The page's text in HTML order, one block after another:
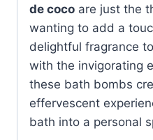
de coco are just the
wanting to add a
delightful fragrance
with the invigorating
these bath bombs
effervescent
bath into a personal